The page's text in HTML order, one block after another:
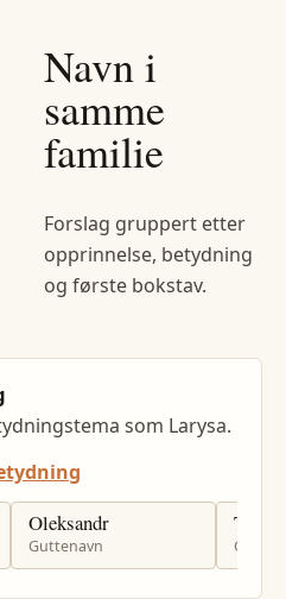
Navn i
samme
familie
Forslag gruppert etter
opprinnelse, betydning
og første bokstav.
som Larysa.
Oleksandr
Guttenavn